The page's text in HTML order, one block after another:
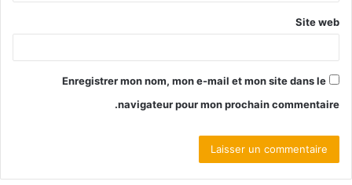
Site web
Enregistrer mon nom, mon e-mail et mon site dans le
navigateur pour mon prochain commentaire.